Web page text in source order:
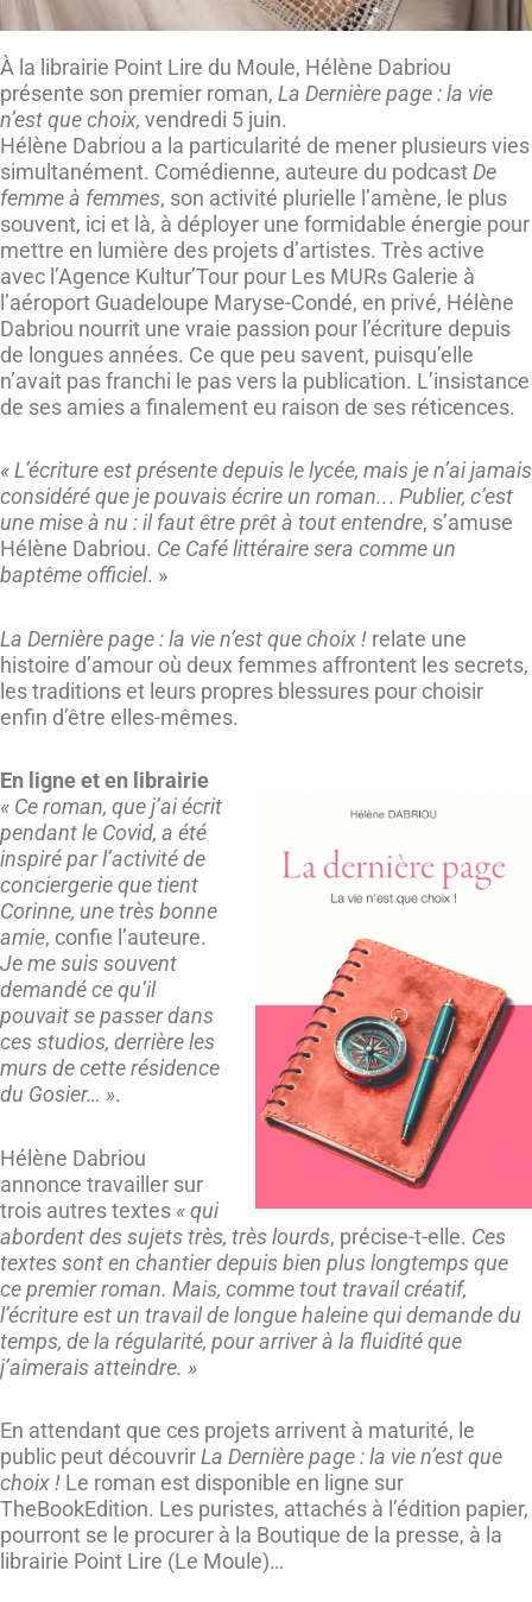
À la librairie Point Lire du Moule, Hélène Dabriou
présente son premier roman, La Dernière page : la vie
n’est que choix, vendredi 5 juin.
Hélène Dabriou a la particularité de mener plusieurs vies
simultanément. Comédienne, auteure du podcastDe
femme à femmes, son activité plurielle l’amène, le plus
souvent, ici et là, à déployer une formidable énergie pour
mettre en lumière des projets d’artistes. Très active
avec l’Agence Kultur’Tour pour Les MURs Galerie à
l’aéroport Guadeloupe Maryse-Condé, en privé, Hélène
Dabriou nourrit une vraie passion pour l’écriture depuis
de longues années. Ce que peu savent, puisqu’elle
n’avait pas franchi le pas vers la publication. L’insistance
de ses amies a finalement eu raison de ses réticences.
« L’écriture est présente depuis le lycée, mais je n’ai jamais
considéré que je pouvais écrire un roman... Publier, c’est
une mise à nu : il faut être prêt à tout entendre, s’amuse
Hélène Dabriou. Ce Café littéraire sera comme un
baptême officiel. »
La Dernière page : la vie n’est que choix ! relate une
histoire d’amour où deux femmes affrontent les secrets,
les traditions et leurs propres blessures pour choisir
enfin d’être elles-mêmes.
En ligne et en librairie
« Ce roman, que j’ai écrit
pendant le Covid, a été
inspiré par l’activité de
conciergerie que tient
Corinne, une très bonne
amie, confie l’auteure.
Je me suis souvent
demandé ce qu’il
pouvait se passer dans
ces studios, derrière les
murs de cette résidence
du Gosier… ».
Hélène Dabriou
annonce travailler sur
trois autres textes « qui
abordent des sujets très, très lourds, précise-t-elle. Ces
textes sont en chantier depuis bien plus longtemps que
ce premier roman. Mais, comme tout travail créatif,
l’écriture est un travail de longue haleine qui demande du
temps, de la régularité, pour arriver à la fluidité que
j’aimerais atteindre. »
En attendant que ces projets arrivent à maturité, le
public peut découvrirLa Dernière page : la vie n’est que
choix ! Le roman est disponible en ligne sur
TheBookEdition. Les puristes, attachés à l’édition papier,
pourront se le procurer à la Boutique de la presse, à la
librairie Point Lire (Le Moule)…